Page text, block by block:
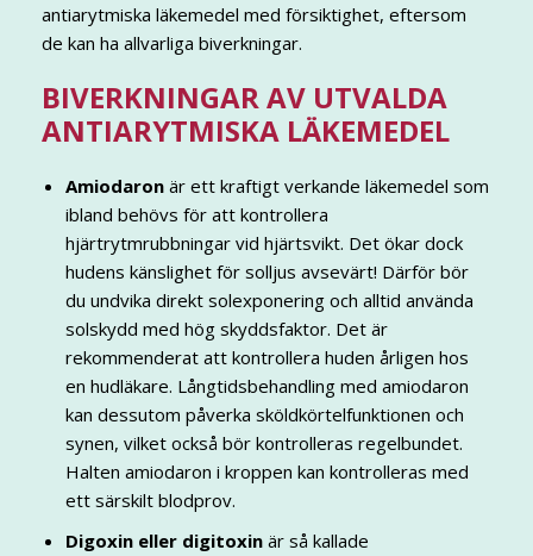
antiarytmiska läkemedel med försiktighet, eftersom
de kan ha allvarliga biverkningar.
BIVERKNINGAR AV UTVALDA
ANTIARYTMISKA LÄKEMEDEL
Amiodaron är ett kraftigt verkande läkemedel som
ibland behövs för att kontrollera
hjärtrytmrubbningar vid hjärtsvikt. Det ökar dock
hudens känslighet för solljus avsevärt! Därför bör
du undvika direkt solexponering och alltid använda
solskydd med hög skyddsfaktor. Det är
rekommenderat att kontrollera huden årligen hos
en hudläkare. Långtidsbehandling med amiodaron
kan dessutom påverka sköldkörtelfunktionen och
synen, vilket också bör kontrolleras regelbundet.
Halten amiodaron i kroppen kan kontrolleras med
ett särskilt blodprov.
Digoxin eller digitoxin är så kallade